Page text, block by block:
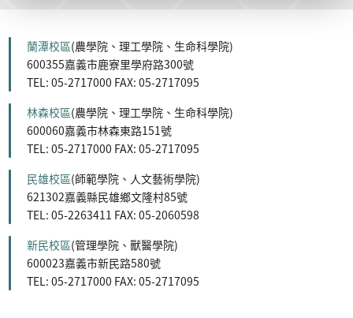
蘭潭校區(農學院、理工學院、生命科學院)
600355嘉義市鹿寮里學府路300號
TEL: 05-2717000 FAX: 05-2717095
林森校區(農學院、理工學院、生命科學院)
600060嘉義市林森東路151號
TEL: 05-2717000 FAX: 05-2717095
民雄校區(師範學院、人文藝術學院)
621302嘉義縣民雄鄉文隆村85號
TEL: 05-2263411 FAX: 05-2060598
新民校區(管理學院、獸醫學院)
600023嘉義市新民路580號
TEL: 05-2717000 FAX: 05-2717095